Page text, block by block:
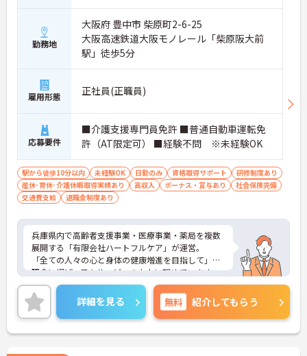
勤務地
大阪府 豊中市 柴原町2-6-25
大阪高速鉄道大阪モノレール「柴原阪大前
駅」徒歩5分
雇用形態 正社員(正職員)
応募要件
■介護支援専門員免許 ■普通自動車運転免
許（AT限定可） ■経験不問 ※未経験OK
駅から徒歩10分以内 未経験OK 日勤のみ 資格取得サポート
研修制度あり
産休･育休･介護休暇取得実績あり
高収入 ボーナス・賞与あり
社会保険完備
交通費支給
退職金制度あり
兵庫県内で高齢者支援事業・医療事業・薬局を複数
展開する「有限会社ハートフルケア」が運営。
「全ての人々の心と身体の健康増進を目指して」を
理念に掲げ、日々サービスの向上に努めています。
職員のことを考えた人員配置と、幅広い事業を展開
する会社ならではの充実した福利厚生が魅力の職場
です☆
ご興味がある方は是非一度マイナビまでお問い合わ
せください！さらに詳細などお伝えします！
詳細を見る 無料 紹介してもらう